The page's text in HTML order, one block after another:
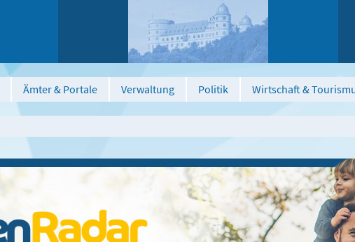
Ämter & Portale Verwaltung Politik Wirtschaft &